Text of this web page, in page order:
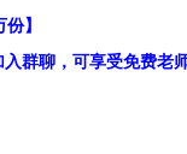
】
入群聊，可享受免费老